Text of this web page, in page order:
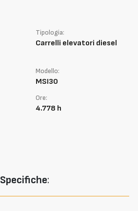
Tipologia:
Carrelli elevatori diesel
Modello:
MSI30
Ore:
4.778 h
Specifiche: